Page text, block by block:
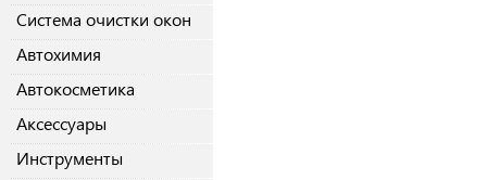
Система очистки окон
Автохимия
Автокосметика
Аксессуары
Инструменты